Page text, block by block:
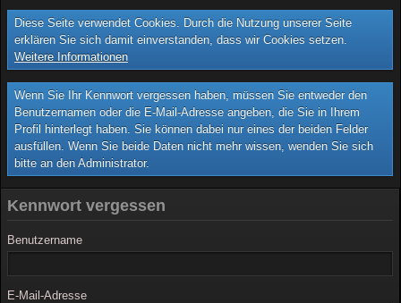
Diese Seite verwendet Cookies. Durch die Nutzung unserer Seite
erklären Sie sich damit einverstanden, dass wir Cookies setzen.
Weitere Informationen
Wenn Sie Ihr Kennwort vergessen haben, müssen Sie entweder den
Benutzernamen oder die E-Mail-Adresse angeben, die Sie in Ihrem
Profil hinterlegt haben. Sie können dabei nur eines der beiden Felder
ausfüllen. Wenn Sie beide Daten nicht mehr wissen, wenden Sie sich
bitte an den Administrator.
Kennwort vergessen
Benutzername
E-Mail-Adresse